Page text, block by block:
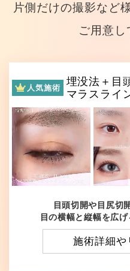
片側だけの撮影など
ご用意し
人気施術
埋没法＋目
マラスライ
目頭切開や目尻切
目の横幅と縦幅を広
施術詳細や